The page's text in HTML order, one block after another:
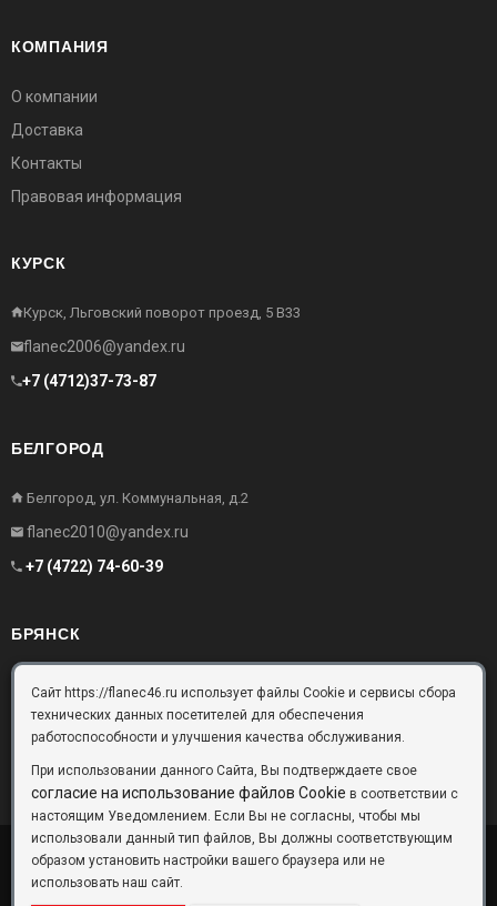
КОМПАНИЯ
О компании
Доставка
Контакты
Правовая информация
КУРСК
Курск, Льговский поворот проезд, 5 В33
flanec2006@yandex.ru
+7 (4712)37-73-87
БЕЛГОРОД
Белгород, ул. Коммунальная, д.2
flanec2010@yandex.ru
+7 (4722) 74-60-39
БРЯНСК
Брянск, Московский проезд, д.10, офис 3
flanec32@yandex.ru
Copyright © 2026 © ООО «Фланец-Комплект»
Сайт https://flanec46.ru использует файлы Cookie и сервисы сбора
технических данных посетителей для обеспечения
работоспособности и улучшения качества обслуживания.
При использовании данного Сайта, Вы подтверждаете свое
согласие на использование файлов Cookie в соответствии с
настоящим Уведомлением. Если Вы не согласны, чтобы мы
использовали данный тип файлов, Вы должны соответствующим
образом установить настройки вашего браузера или не
использовать наш сайт.